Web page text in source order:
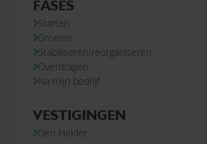
FASES
Starten
Groeien
Stabiliseren/reorganiseren
Overdragen
Na mijn bedrijf
VESTIGINGEN
Den Helder